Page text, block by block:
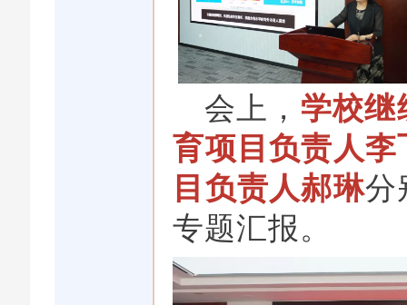
会上， 学校继
育项目负责人
目负责人郝琳分
专题汇报。